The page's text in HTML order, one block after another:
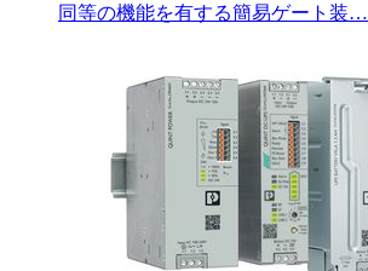
同等の機能を有する簡易ゲート装…